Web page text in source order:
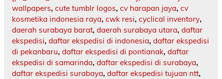
wallpapers, cute tumblr logos, cv harapan jaya, cv
kosmetika indonesia raya, cwk resi, cyclical inventory,
daerah surabaya barat, daerah surabaya utara, daftar
ekspedisi, daftar ekspedisi di indonesia, daftar ekspedisi
di pekanbaru, daftar ekspedisi di pontianak, daftar
ekspedisi di samarinda, daftar ekspedisi di surabaya,
daftar ekspedisi surabaya, daftar ekspedisi tujuan ntt,